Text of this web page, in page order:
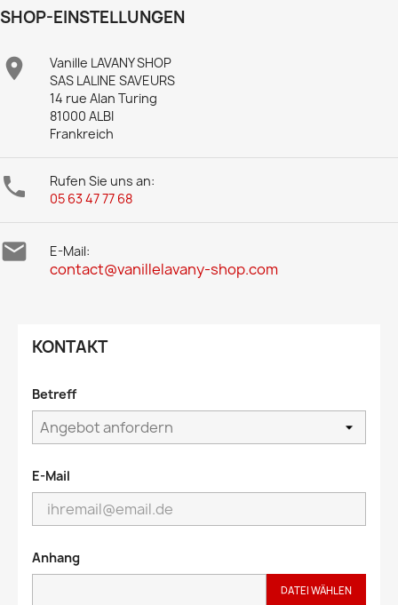
SHOP-EINSTELLUNGEN

Vanille LAVANY SHOP
SAS LALINE SAVEURS
14 rue Alan Turing
81000 ALBI
Frankreich

Rufen Sie uns an:
05 63 47 77 68
 E-Mail:
contact@vanillelavany-shop.com
KONTAKT
Betreff
E-Mail
Anhang
DATEI WÄHLEN